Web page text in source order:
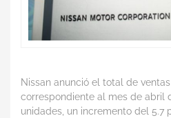
Nissan anunció el total de
correspondiente al mes de abril
unidades, un incremento del 5.7